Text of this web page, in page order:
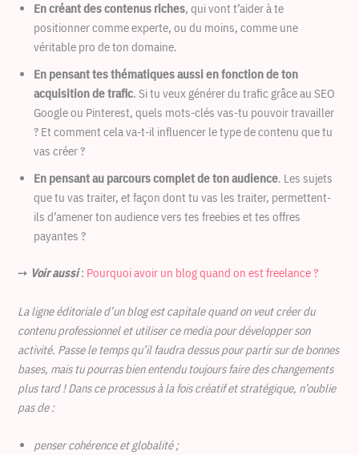
En créant des contenus riches, qui vont t’aider à te
positionner comme experte, ou du moins, comme une
véritable pro de ton domaine.
En pensant tes thématiques aussi en fonction de ton
acquisition de trafic. Si tu veux générer du trafic grâce au SEO
Google ou Pinterest, quels mots-clés vas-tu pouvoir travailler
? Et comment cela va-t-il influencer le type de contenu que tu
vas créer ?
En pensant au parcours complet de ton audience. Les sujets
que tu vas traiter, et façon dont tu vas les traiter, permettent-
ils d’amener ton audience vers tes freebies et tes offres
payantes ?
➙ Voir aussi: Pourquoi avoir un blog quand on est freelance ?
La ligne éditoriale d’un blog est capitale quand on veut créer du
contenu professionnel et utiliser ce media pour développer son
activité. Passe le temps qu’il faudra dessus pour partir sur de bonnes
bases, mais tu pourras bien entendu toujours faire des changements
plus tard !Dans ce processus à la fois créatif et stratégique, n’oublie
pas de :
penser cohérence et globalité ;